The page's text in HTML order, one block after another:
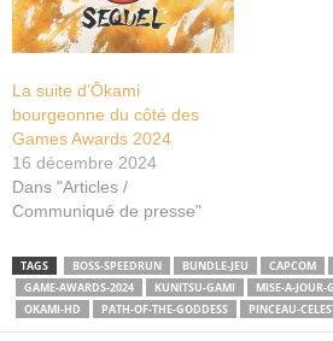
La suite d’Ōkami
bourgeonne du côté des
Games Awards 2024
16 décembre 2024
Dans "Articles /
Communiqué de presse"
TAGS BOSS-SPEEDRUN BUNDLE-JEU CAPCOM
GAME-AWARDS-2024
KUNITSU-GAMI MISE-A-JOUR-
OKAMI-HD
PATH-OF-THE-GODDESS PINCEAU-